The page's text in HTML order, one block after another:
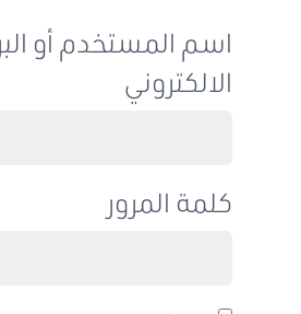
اسم المستخدم أو البريد
الالكتروني
كلمة المرور